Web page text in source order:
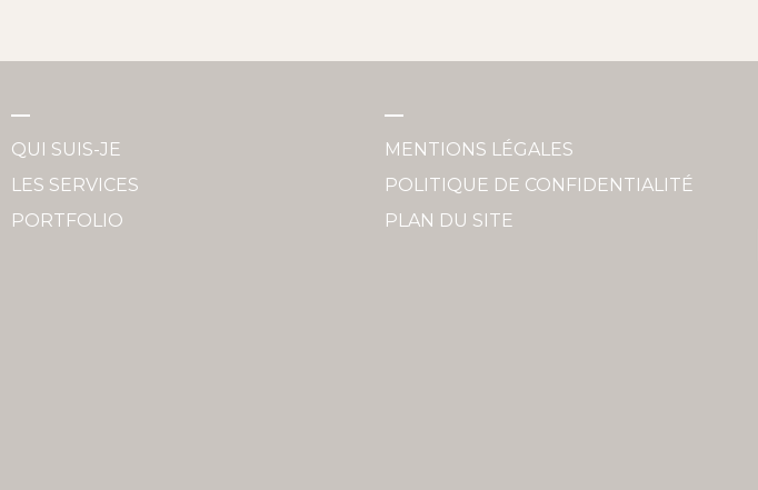
QUI SUIS-JE
LES SERVICES
PORTFOLIO
MENTIONS LÉGALES
POLITIQUE DE CONFIDENTIALITÉ
PLAN DU SITE